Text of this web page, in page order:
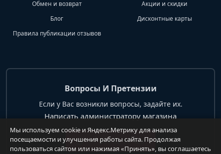
Обмен и возврат
Акции и скидки
Блог
Дисконтные карты
Правила публикации отзывов
Вопросы И Претензии
Если у Вас возникли вопросы, задайте их.
Написать администратору магазина
+7 904 62 99 428
Мы используем cookie и Яндекс.Метрику для анализа
посещаемости и улучшения работы сайта. Продолжая
пользоваться сайтом или нажимая «Принять», вы соглашаетесь